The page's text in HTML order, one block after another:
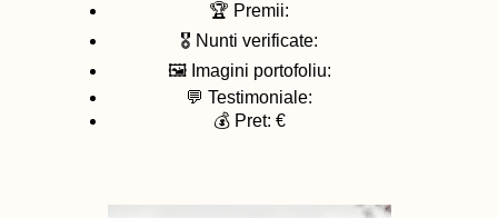
🏆 Premii:
🎖️ Nunti verificate:
🖼️ Imagini portofoliu:
💬 Testimoniale:
💰 Pret: €